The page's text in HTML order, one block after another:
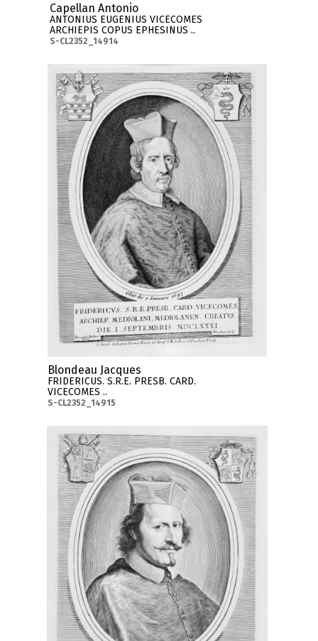
Capellan Antonio
ANTONIUS EUGENIUS VICECOMES
ARCHIEPIS COPUS EPHESINUS ..
S-CL2352_14914
Blondeau Jacques
FRIDERICUS. S.R.E. PRESB. CARD.
VICECOMES ..
S-CL2352_14915